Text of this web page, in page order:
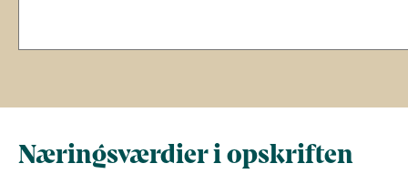
Næringsværdier i opskriften